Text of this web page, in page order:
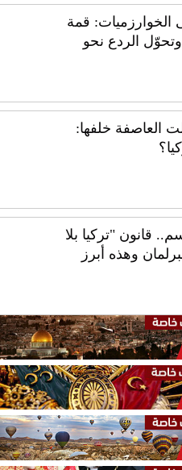
الخوارزميات: قمة
وتحوّل الردع نحو
العاصفة خلفها:
قانون "تركيا بلا
وهذه أبرز